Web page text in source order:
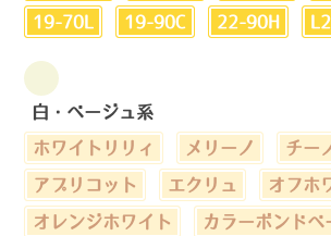
19-70L 19-90C 22-90H
白・ベージュ系
ホワイトリリィ メリーノ チー
アプリコット エクリュ オフホ
オレンジホワイト カラーボンドベ